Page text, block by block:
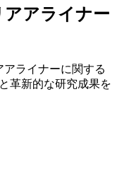
アアライナー
アライナーに関する
革新的な研究成果を